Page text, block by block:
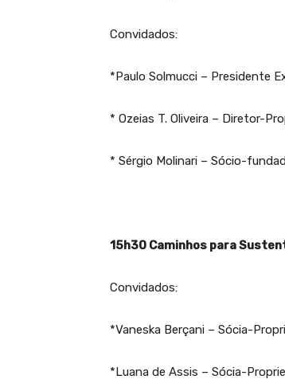
Convidados:
*Paulo Solmucci – Presidente
* Ozeias T. Oliveira – Diretor-
* Sérgio Molinari – Sócio-
15h30 Caminhos para
Convidados:
*Vaneska Berçani – Sócia-
*Luana de Assis – Sócia-